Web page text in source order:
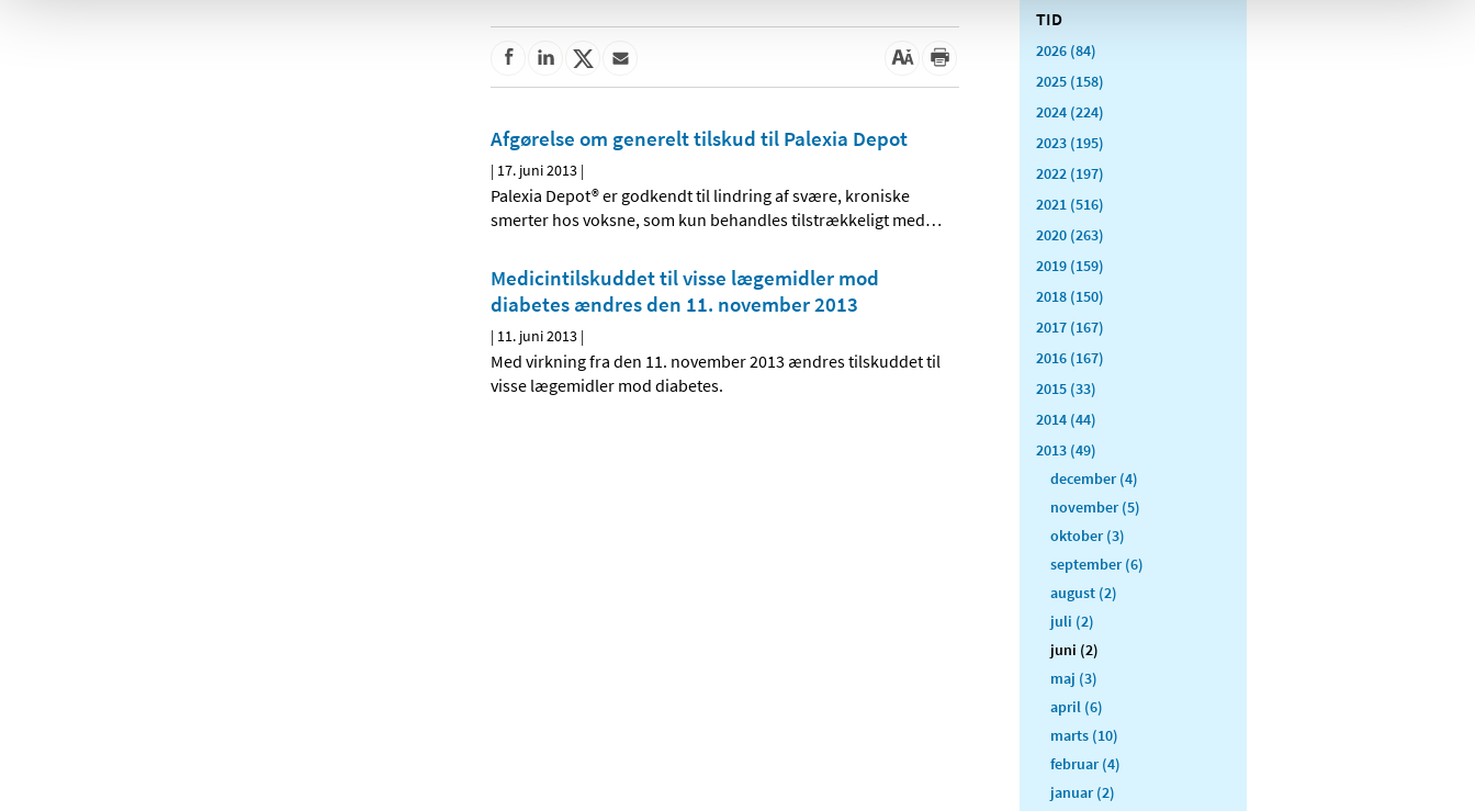
Afgørelse om generelt tilskud til Palexia Depot
| 17. juni 2013 |
Palexia Depot® er godkendt til lindring af svære, kroniske
smerter hos voksne, som kun behandles tilstrækkeligt med…
Medicintilskuddet til visse lægemidler mod
diabetes ændres den 11. november 2013
| 11. juni 2013 |
Med virkning fra den 11. november 2013 ændres tilskuddet til
visse lægemidler mod diabetes.
TID
2026 (84)
2025 (158)
2024 (224)
2023 (195)
2022 (197)
2021 (516)
2020 (263)
2019 (159)
2018 (150)
2017 (167)
2016 (167)
2015 (33)
2014 (44)
2013 (49)
december (4)
november (5)
oktober (3)
september (6)
august (2)
juli (2)
juni (2)
maj (3)
april (6)
marts (10)
februar (4)
januar (2)